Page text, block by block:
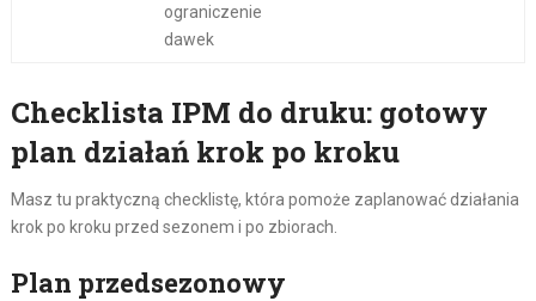
ograniczenie
dawek
Checklista IPM do druku: gotowy
plan działań krok po kroku
Masz tu praktyczną checklistę, która pomoże zaplanować działania
krok po kroku przed sezonem i po zbiorach.
Plan przedsezonowy